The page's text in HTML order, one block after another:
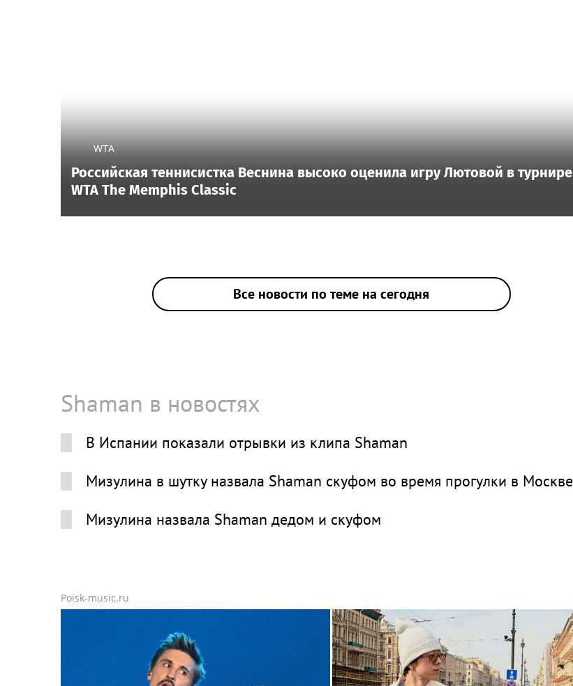
WTA
Российская теннисистка Веснина высоко оценила игру Лютовой в турнире
WTA The Memphis Classic
Все новости по теме на сегодня
Shaman в новостях
В Испании показали отрывки из клипа Shaman
Мизулина в шутку назвала Shaman скуфом во время прогулки в Москве
Мизулина назвала Shaman дедом и скуфом
Poisk-music.ru